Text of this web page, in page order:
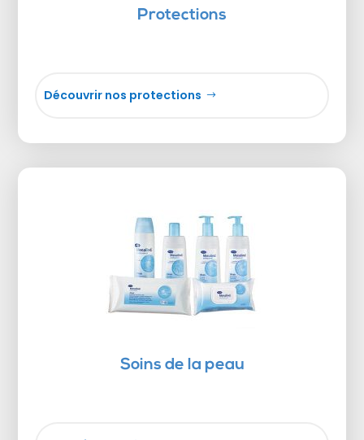
Protections
Découvrir nos protections
Soins de la peau